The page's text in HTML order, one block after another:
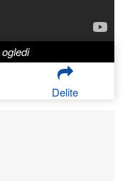
ogledi
Delite